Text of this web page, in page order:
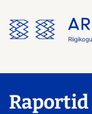
menüü
vahele
Raportid